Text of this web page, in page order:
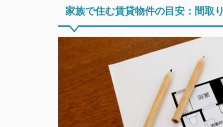
家族で住む賃貸物件の目安：間取